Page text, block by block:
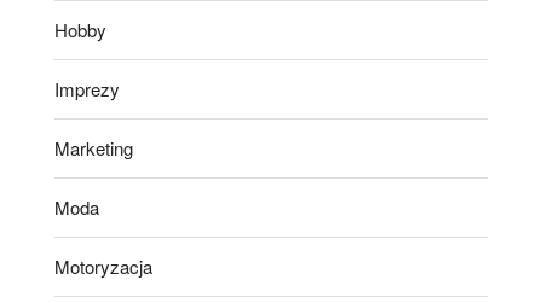
Hobby
Imprezy
Marketing
Moda
Motoryzacja